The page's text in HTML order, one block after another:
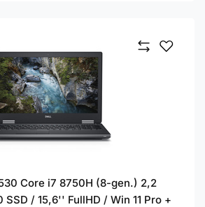
Core i7 8750H (8-gen.) 2,2
SSD / 15,6'' FullHD / Win 11 Pro +